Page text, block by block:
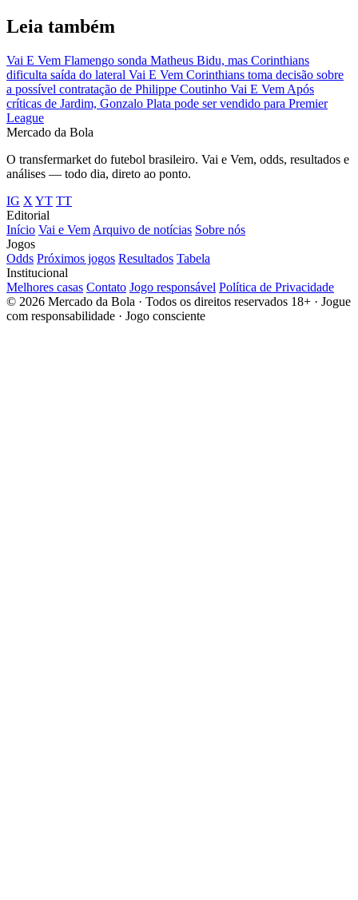
Leia também
Vai E Vem Flamengo sonda Matheus Bidu, mas Corinthians
dificulta saída do lateral Vai E Vem Corinthians toma decisão sobre
a possível contratação de Philippe Coutinho Vai E Vem Após
críticas de Jardim, Gonzalo Plata pode ser vendido para Premier
League
Mercado da Bola
O transfermarket do futebol brasileiro. Vai e Vem, odds, resultados e
análises — todo dia, direto ao ponto.
IG X YT TT
Editorial
Início Vai e Vem Arquivo de notícias Sobre nós
Jogos
Odds Próximos jogos Resultados Tabela
Institucional
Melhores casas Contato Jogo responsável Política de Privacidade
© 2026 Mercado da Bola · Todos os direitos reservados 18+ · Jogue
com responsabilidade · Jogo consciente